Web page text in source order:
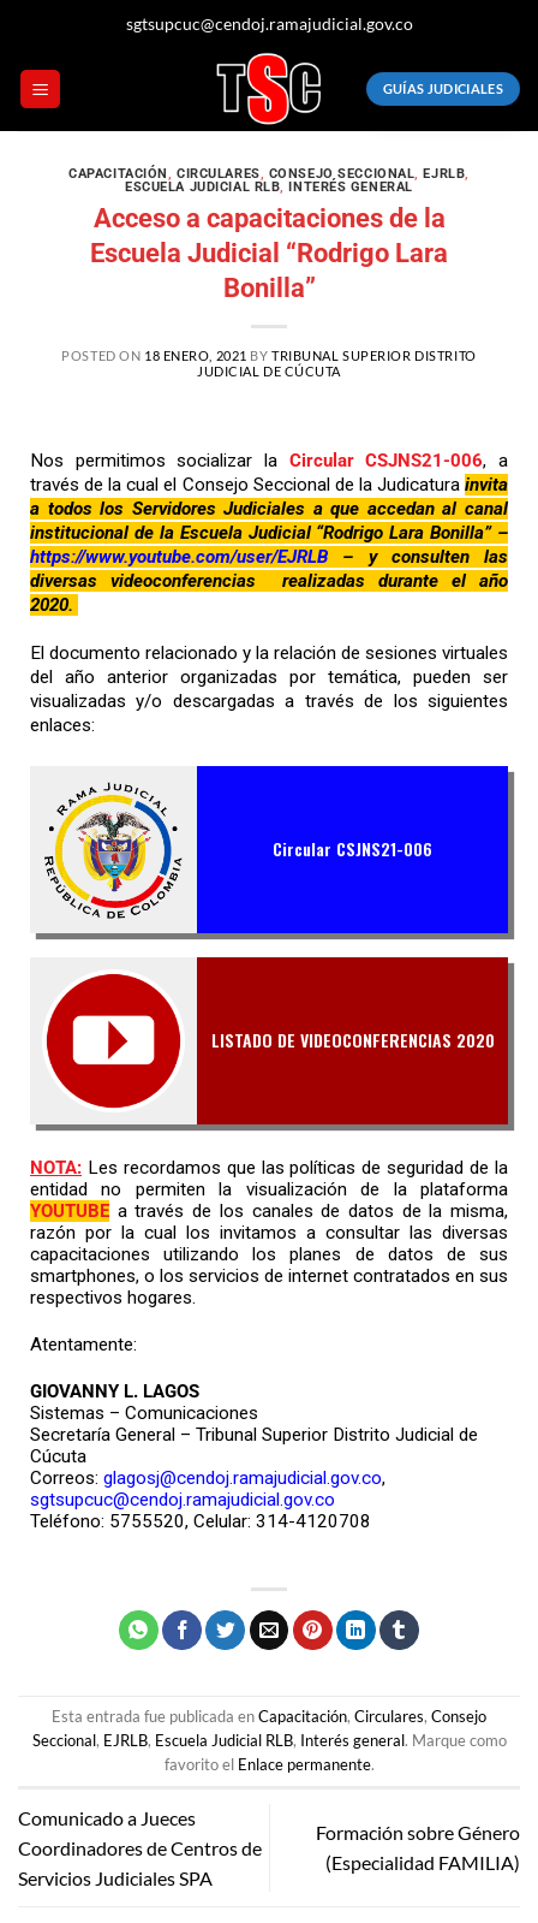
sgtsupcuc@cendoj.ramajudicial.gov.co
GUÍAS JUDICIALES
CAPACITACIÓN,CIRCULARES, CONSEJO SECCIONAL,EJRLB,
ESCUELA JUDICIAL RLB,INTERÉS GENERAL
Acceso a capacitaciones de la
Escuela Judicial “Rodrigo Lara
Bonilla”
POSTED ON 18 ENERO, 2021 BYTRIBUNAL SUPERIOR DISTRITO
JUDICIAL DE CÚCUTA
Nos permitimos socializar la Circular CSJNS21-006, a
través de la cual el Consejo Seccional de la Judicatura invita
a todos los Servidores Judiciales a que accedan al canal
institucional de la Escuela Judicial “Rodrigo Lara Bonilla” –
https://www.youtube.com/user/EJRLB – y consulten las
diversas videoconferencias realizadas durante el año
2020.
El documento relacionado y la relación de sesiones virtuales
del año anterior organizadas por temática, pueden ser
visualizadas y/o descargadas a través de los siguientes
enlaces:
Circular CSJNS21-006
LISTADO DE VIDEOCONFERENCIAS 2020
NOTA: Les recordamos que las políticas de seguridad de la
entidad no permiten la visualización de la plataforma
YOUTUBEa través de los canales de datos de la misma,
razón por la cual los invitamos a consultar las diversas
capacitaciones utilizando los planes de datos de sus
smartphones, o los servicios de internet contratados en sus
respectivos hogares.
Atentamente:
GIOVANNY L. LAGOS
Sistemas – Comunicaciones
Secretaría General – Tribunal Superior Distrito Judicial de
Cúcuta
Correos: glagosj@cendoj.ramajudicial.gov.co,
sgtsupcuc@cendoj.ramajudicial.gov.co
Teléfono: 5755520, Celular: 314-4120708
Esta entrada fue publicada enCapacitación, Circulares, Consejo
Seccional, EJRLB, Escuela Judicial RLB, Interés general. Marque como
favorito el Enlace permanente.
Comunicado a Jueces
Coordinadores de Centros de
Servicios Judiciales SPA
Formación sobre Género
(Especialidad FAMILIA)